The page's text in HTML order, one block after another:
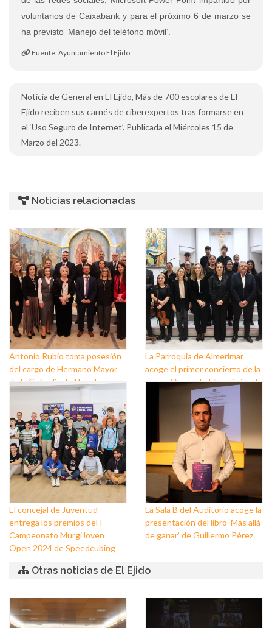
voluntarios de Caixabank y para el próximo 6 de marzo se
ha previsto ‘Manejo del teléfono móvil’.
Fuente: Ayuntamiento El Ejido
Noticia de General en El Ejido, Más de 700 escolares de El
Ejido reciben sus carnés de ciberexpertos tras formarse en
el ‘Uso Seguro de Internet’. Publicada el Miércoles 15 de
Marzo del 2023.
Noticias relacionadas
Antonio Rubio toma posesión
del cargo de Hermano Mayor
de la Cofradía de Nuestro
Padre Jesús Nazareno y
Nuestra Señora de los Dolores
de Balerma
La Parroquia de Almerimar
acoge el primer concierto de la
nueva Orquesta Filarmónica de
El concejal de Juventud
entrega los premios del I
Campeonato MurgiJoven
Open 2024 de Speedcubing
La Sala B del Auditorio acoge la
presentación del libro ‘Más allá
de ganar’ de Guillermo Pérez
Otras noticias de El Ejido